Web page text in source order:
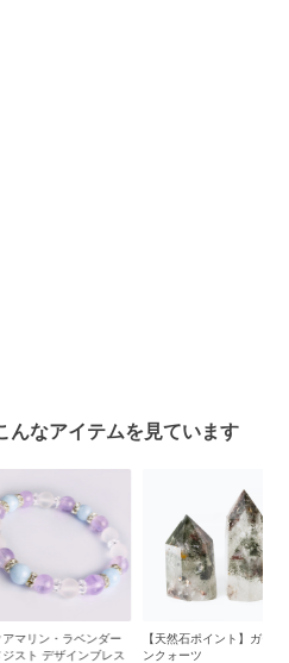
んなアイテムを見ています
ン・ラベンダー
デザインブレス
【天然石ポイント】ガーデ
ンクォーツ